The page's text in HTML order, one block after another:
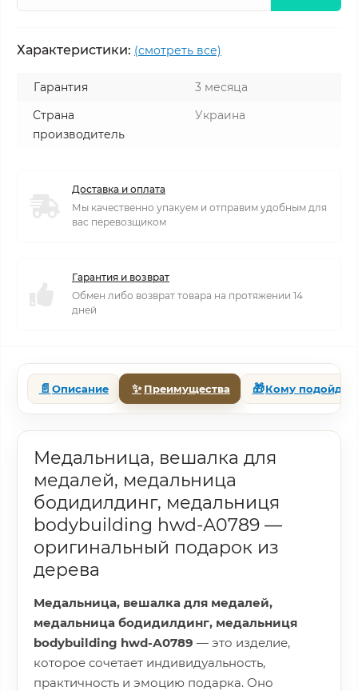
Характеристики: (смотреть все)
Гарантия
3 месяца
Страна
производитель
Украина
Доставка и оплата
Мы качественно упакуем и отправим удобным для
вас перевозщиком
Гарантия и возврат
Обмен либо возврат товара на протяжении 14
дней
📄 Описание ✨ Преимущества 🎁Кому подойдет
Медальница, вешалка для
медалей, медальница
бодидилдинг, медальниця
bodybuilding hwd-А0789 —
оригинальный подарок из
дерева
Медальница, вешалка для медалей,
медальница бодидилдинг, медальниця
bodybuilding hwd-А0789 — это изделие,
которое сочетает индивидуальность,
практичность и эмоцию подарка. Оно